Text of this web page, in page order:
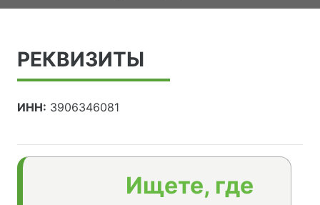
РЕКВИЗИТЫ
ИНН: 3906346081
Ищете, где